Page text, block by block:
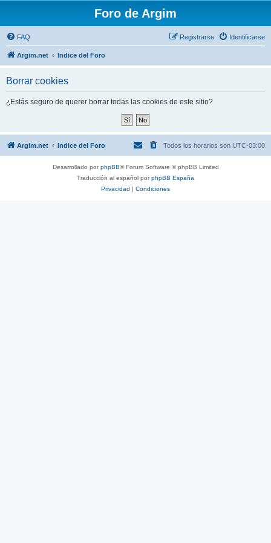
Foro de Argim
FAQ Identificarse
Registrarse
Argim.net Indice del Foro
Borrar cookies
¿Estás seguro de querer borrar todas las cookies de este sitio?
Argim.net Indice del Foro Todos los horarios son UTC-03:00
Desarrollado porphpBB® Forum Software © phpBB Limited
Traducción al español porphpBB España
Privacidad | Condiciones